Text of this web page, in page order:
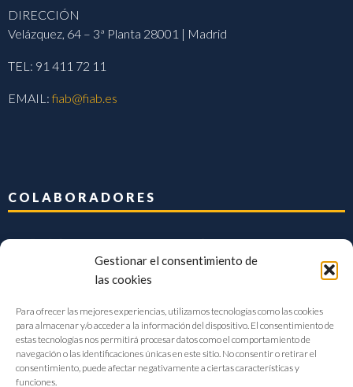
Gestionar el consentimiento de
las cookies
Para ofrecer las mejores experiencias, utilizamos tecnologías como las cookies
para almacenar y/o acceder a la información del dispositivo. El consentimiento de
estas tecnologías nos permitirá procesar datos como el comportamiento de
navegación o las identificaciones únicas en este sitio. No consentir o retirar el
consentimiento, puede afectar negativamente a ciertas características y
funciones.
DIRECCIÓN
Velázquez, 64 – 3ª Planta 28001 | Madrid
TEL: 91 411 72 11
EMAIL:fiab@fiab.es
COLABORADORES